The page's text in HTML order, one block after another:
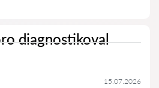
diagnostikoval
15.07.2026